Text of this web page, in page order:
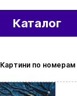
Каталог
Картини по номерам